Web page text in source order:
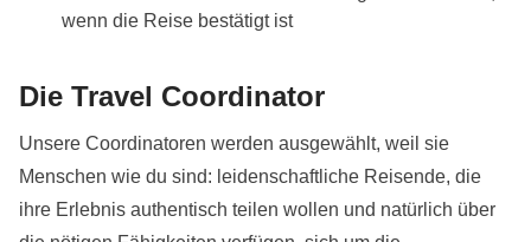
wenn die Reise bestätigt ist
Die Travel Coordinator
Unsere Coordinatoren werden ausgewählt, weil sie
Menschen wie du sind: leidenschaftliche Reisende, die
ihre Erlebnis authentisch teilen wollen und natürlich über